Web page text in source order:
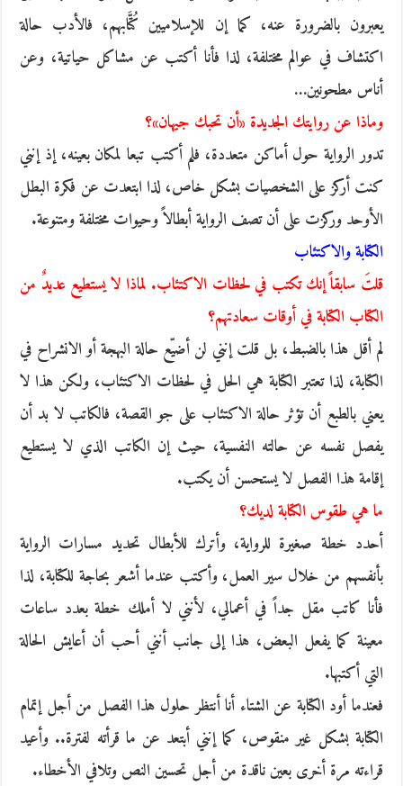
يعبرون بالضرورة عنه، كما إن للإسلاميين كُتَّابهم، فالأدب حالة
اكتشاف في عوالم مختلفة، لذا فأنا أكتب عن مشاكل حياتية، وعن
أناس مطحونين…
وماذا عن روايتك الجديدة «أن تحبك جيهان»؟
تدور الرواية حول أماكن متعددة، فلم أكتب تبعا لمكان بعينه، إذ إنني
كنت أركز على الشخصيات بشكل خاص، لذا ابتعدت عن فكرة البطل
الأوحد وركزت على أن تصف الرواية أبطالاً وحيوات مختلفة ومتنوعة.
الكتابة والاكتئاب
قلتَ سابقاً إنك تكتب في لحظات الاكتئاب. لماذا لا يستطيع عديدٌ من
الكتاب الكتابة في أوقات سعادتهم؟
لم أقل هذا بالضبط، بل قلت إنني لن أضيّع حالة البهجة أو الانشراح في
الكتابة، لذا تعتبر الكتابة هي الحل في لحظات الاكتئاب، ولكن هذا لا
يعني بالطبع أن تؤثر حالة الاكتئاب على جو القصة، فالكاتب لا بد أن
يفصل نفسه عن حالته النفسية، حيث إن الكاتب الذي لا يستطيع
إقامة هذا الفصل لا يستحسن أن يكتب.
ما هي طقوس الكتابة لديك؟
أحدد خطة صغيرة للرواية، وأترك للأبطال تحديد مسارات الرواية
بأنفسهم من خلال سير العمل، وأكتب عندما أشعر بحاجة للكتابة، لذا
فأنا كاتب مقل جداً في أعمالي، لأنني لا أملك خطة بعدد ساعات
معينة كما يفعل البعض، هذا إلى جانب أنني أحب أن أعايش الحالة
التي أكتبها.
فعندما أود الكتابة عن الشتاء أنا أنتظر حلول هذا الفصل من أجل إتمام
الكتابة بشكل غير منقوص، كما إنني أبتعد عن ما قرأته لفترة.. وأعيد
قراءته مرة أخرى بعين ناقدة من أجل تحسين النص وتلافي الأخطاء.